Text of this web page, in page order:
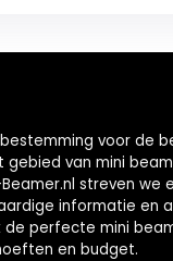
voor de
gebied van mini
Beamer.nl streven we
informatie en
de perfecte mini
en budget.